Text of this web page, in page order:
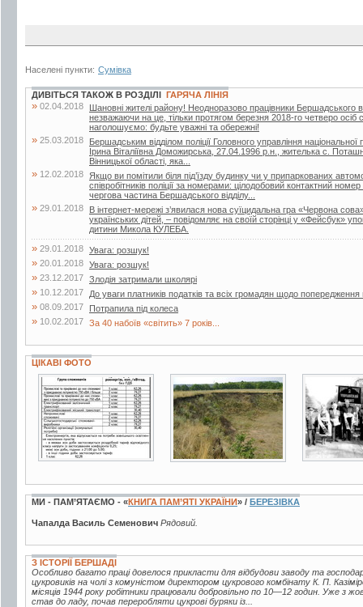
Населені пункти: Сумівка
ДИВІТЬСЯ ТАКОЖ В РОЗДІЛІ ГАРЯЧА ЛІНІЯ
» 02.04.2018
Шановні жителі району! Неодноразово працівники Бершадського
незважаючи на це, тільки протягом березня 2018-го четверо
наголошуємо: будьте уважні та обережні!
» 25.03.2018
Бершадським відділом поліції Головного управління національної
Ірина Віталіївна Доможирська, 27.04.1996 р.н., жителька с.
Вінницької області, яка...
» 12.02.2018
Якщо ви помітили біля під’їзду будинку чи у припаркованих
співробітників поліції за номерами: цілодобовий контактний
чергова частина Бершадського відділу...
» 29.01.2018
В інтернет-мережі з’явилася нова суїцидальна гра «Червона
українських дітей, – повідомляє на своїй сторінці у «Фейсбук»
дитини Микола КУЛЕБА.
» 29.01.2018 Увага: розшук!
» 20.01.2018 Увага: розшук!
» 23.12.2017 Злодія затримали школярі
» 10.12.2017 До уваги платників податків та всіх громадян щодо
» 08.09.2017 Потрапила під колеса
» 10.02.2017 За 40 набоїв «світить» 7 років...
ЦІКАВІ ФОТО
2 фото 14 фото 3 фото
МИ - ПАМ’ЯТАЄМО - «КНИГА ПАМ’ЯТІ УКРАЇНИ» / БЕРЕЗІВКА
Чапалда Василь Семенович Рядовий.
З ІСТОРІЇ БЕРШАДІ
Особливо багато праці довелося прикласти для відбудови заводу та
цукровиків на чолі з комуністом директором цукрового комбінату К. П.
місяців 1944 року робітники працювали добровільно по 10—12 годин. Уже з
став до ладу, почав переробляти цукрові буряки із...